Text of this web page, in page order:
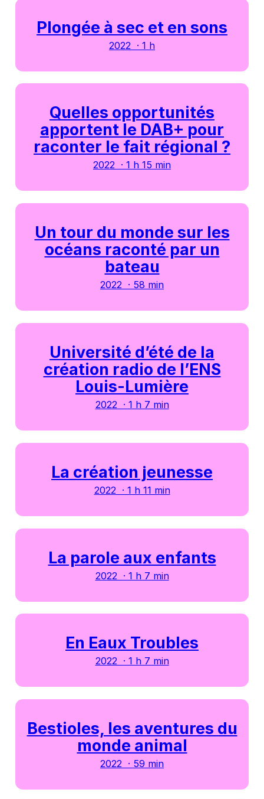
Plongée à sec et en sons
2022 · 1 h
Quelles opportunités
apportent le DAB+ pour
raconter le fait régional ?
2022 · 1 h 15 min
Un tour du monde sur les
océans raconté par un
bateau
2022 · 58 min
Université d’été de la
création radio de l’ENS
Louis-Lumière
2022 · 1 h 7 min
La création jeunesse
2022 · 1 h 11 min
La parole aux enfants
2022 · 1 h 7 min
En Eaux Troubles
2022 · 1 h 7 min
Bestioles, les aventures du
monde animal
2022 · 59 min